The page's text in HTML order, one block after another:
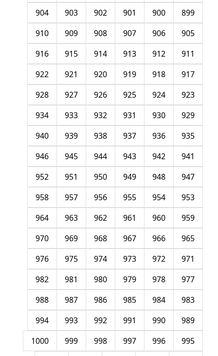
899
900
901
902
903
904
905
906
907
908
909
910
911
912
913
914
915
916
917
918
919
920
921
922
923
924
925
926
927
928
929
930
931
932
933
934
935
936
937
938
939
940
941
942
943
944
945
946
947
948
949
950
951
952
953
954
955
956
957
958
959
960
961
962
963
964
965
966
967
968
969
970
971
972
973
974
975
976
977
978
979
980
981
982
983
984
985
986
987
988
989
990
991
992
993
994
995
996
997
998
999
1000